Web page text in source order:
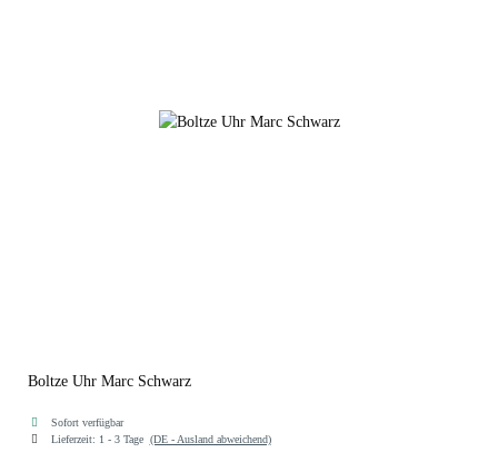
Boltze Uhr Marc Schwarz
Sofort verfügbar
Lieferzeit: 1 - 3 Tage (DE - Ausland abweichend)